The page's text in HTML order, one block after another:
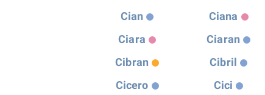
Cian
Ciana
Ciara
Ciaran
Cibran
Cibril
Cicero
Cici